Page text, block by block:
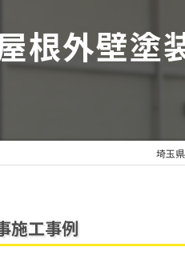
その他リフォー
根外壁塗
埼玉
施工事例